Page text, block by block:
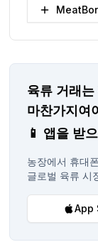
육류 거래
마찬가지여
📱 앱을 받
농장에서 휴대
글로벌 육류 시
App